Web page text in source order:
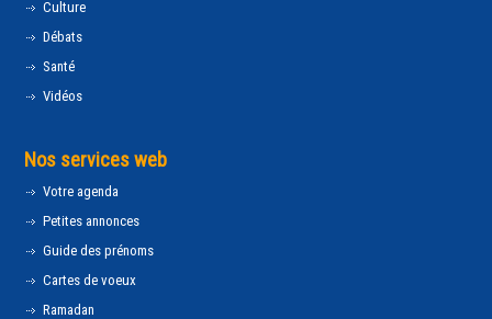
Culture
Débats
Santé
Vidéos
Nos services web
Votre agenda
Petites annonces
Guide des prénoms
Cartes de voeux
Ramadan